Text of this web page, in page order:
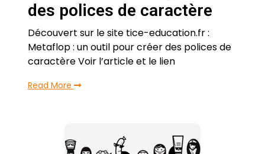
des polices de caractère
Découvert sur le site tice-education.fr :
Metaflop : un outil pour créer des polices de
caractère Voir l’article et le lien
Read More